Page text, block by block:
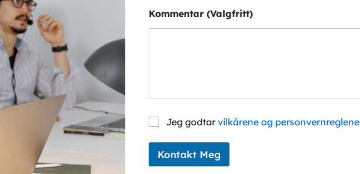
Kommentar (Valgfritt)
S
m
y
Jeg godtar vilkårene og personvernreglene
Kontakt Meg